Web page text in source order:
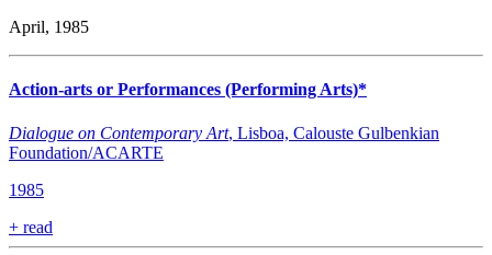
April, 1985
Action-arts or Performances (Performing Arts)*
Dialogue on Contemporary Art, Lisboa, Calouste Gulbenkian
Foundation/ACARTE
1985
+ read